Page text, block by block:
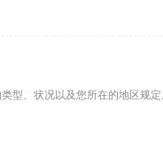
、状况以及您所在的地区规定